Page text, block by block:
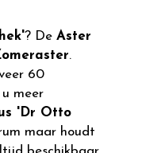
? De Aster
.
60
meer
'Dr Otto
maar houdt